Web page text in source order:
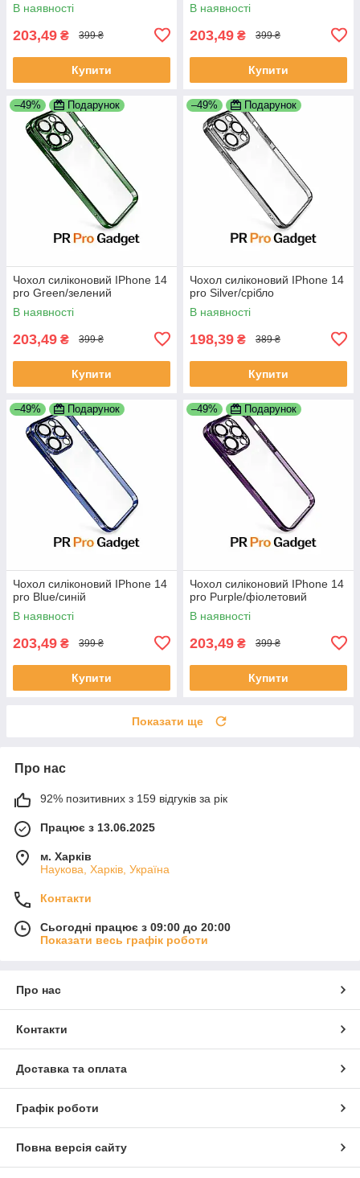
В наявності
203,49 ₴ 399 ₴
Купити
В наявності
203,49 ₴ 399 ₴
Купити
–49% Подарунок
Чохол силіконовий IPhone 14
pro Green/зелений
В наявності
203,49 ₴ 399 ₴
Купити
–49% Подарунок
Чохол силіконовий IPhone 14
pro Silver/срібло
В наявності
198,39 ₴ 389 ₴
Купити
–49% Подарунок
Чохол силіконовий IPhone 14
pro Blue/синій
В наявності
203,49 ₴ 399 ₴
Купити
–49% Подарунок
Чохол силіконовий IPhone 14
pro Purple/фіолетовий
В наявності
203,49 ₴ 399 ₴
Купити
Показати ще
Про нас
92% позитивних з 159 відгуків за рік
Працює з 13.06.2025
м. Харків
Наукова, Харків, Україна
Контакти
Сьогодні працює з 09:00 до 20:00
Показати весь графік роботи
Про нас
Контакти
Доставка та оплата
Графік роботи
Повна версія сайту